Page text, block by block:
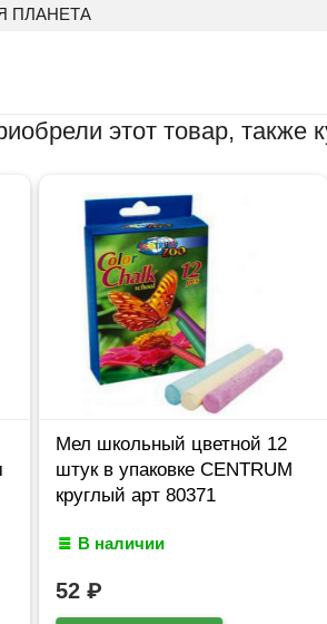
ПЛАНЕТА
этот товар, также
Мел школьный цветной 12
штук в упаковке CENTRUM
круглый арт 80371
В наличии
52 ₽